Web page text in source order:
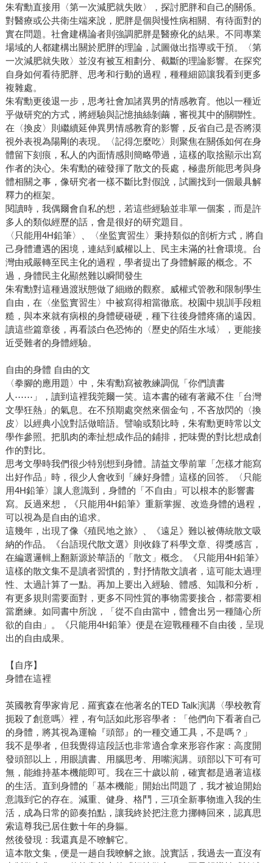
朱宥勳直接用〈第一次減肥就失敗〉，探討肥胖和自己的關係。
對醫療或公共衛生端來說，肥胖是個與慢性病相關、有待面對的
實在問題。社會建構論者則強調肥胖是醫療化的結果。不同專業
場域的人都建構出關於肥胖的理論，試圖做出指導或干預。〈第
一次減肥就失敗〉並沒有被互相劃分、截斷的理論影響。在探究
自身如何看待肥胖、思考和行動的過程，種種細節讓我看到更多
複雜處。
朱宥勳更後退一步，思考社會加諸異男的情感教育。他以一種近
乎做研究的方式，將經驗與記憶抽絲剝繭，審視其中的關聯性。
在〈換皮〉則繼續延伸異男情感教育的影響，反省自己是否將漠
視外表視為陽剛的表現。〈記得怎麼吃〉則聚焦在關係如何在身
體留下刻痕，私人的內面情感則簡略帶過，這樣的取捨顯示出寫
作者的決心。朱宥勳的確發揮了散文的長處，極盡所能思考與身
體相關之事，像研究者一樣不斷比對假說，試圖找到一個最具解
釋力的框架。
閱讀時，我偶爾會自私的想，若這些經驗並非單一個案，而是許
多人的類似經歷的話，會是很好的研究題目。
〈只能用4H鉛筆〉、〈坐監實習生〉秉持類似的剖析方式，將自
己身體遭遇的困境，連結到威權以上、民主未滿的社會環境。台
灣由戒嚴轉至民主化的過程，學者提出了身體解嚴的概念。不
過，身體民主化顯然難以瞬間發生
朱宥勳對這種過渡狀態做了細緻的觀察。威權式管教和限制學生
自由，在〈坐監實習生〉中被寫得相當徹底。校園中規訓手段粗
糙，與本來就有病根的身體硬碰硬，種下往後身體疼痛的遠因。
讀這些篇章後，再看談白色恐怖的〈歷史的陌生水域〉，更能接
近受難者的身體經驗。
自由的身體 自由的文
〈拳腳的應用題〉中，朱宥勳寫被教練調侃「你們讀書
人⋯⋯」，讀到這裡我莞爾一笑。這本書的確有著藏不住「台灣
文學狂熱」的氣息。在不預期處突然來個金句，不吝放閃的〈換
皮〉以經典小說對話做暗語。譬喻或類比時，朱宥勳更時常以文
學作參照。把肌肉的牽扯想成作品的鋪排，把味覺的對比想成創
作的對比。
思考文學時我們很少特別想到身體。請益文學前輩「怎樣才能寫
出好作品」時，很少人會收到「練好身體」這樣的回答。〈只能
用4H鉛筆〉讓人意識到，身體的「不自由」可以根本的影響書
寫。反過來想，《只能用4H鉛筆》重新掌握、改造身體的過程，
可以視為是自由的追求。
這幾年，出現了像《殖民地之旅》、《遠足》難以被傳統散文吸
納的作品。《台語現代散文選》則收錄了科學文章、得獎感言，
在編選邏輯上翻新源於華語的「散文」概念。《只能用4H鉛筆》
這樣的散文集不是讀者習慣的，對抒情散文讀者，這可能太過理
性、太過計算了一點。再加上要出入經驗、體感、知識和分析，
有更多規則需要面對，更多不同性質的事物需要接合，都需要相
當磨練。如同書中所說，「從不自由當中，體會出另一種隨心所
欲的自由」。《只能用4H鉛筆》便是在迎戰種種不自由後，呈現
出的自由成果。
【自序】
身體在這裡
英國教育學家肯尼．羅賓森在他著名的TED Talk演講〈學校教育
扼殺了創意嗎〉裡，有句話如此形容學者：「他們向下看著自己
的身體，將其視為運輸『頭部』的一種交通工具，不是嗎？」
我不是學者，但我覺得這段話也非常適合拿來形容作家：高度開
發頭部以上，用眼讀書、用腦思考、用嘴演講。頭部以下可有可
無，能維持基本機能即可。我在三十歲以前，確實都是過著這樣
的生活。直到身體的「基本機能」開始出問題了，我才被迫開始
意識到它的存在。減重、健身、格鬥，三項全新事物進入我的生
活，成為日常的節奏拍點，讓我終於把注意力挪轉回來，認真思
索這尊我已居住數十年的身軀。
然後發現：我還真是不暸解它。
這本散文集，便是一趟自我暸解之旅。說實話，我過去一直沒有